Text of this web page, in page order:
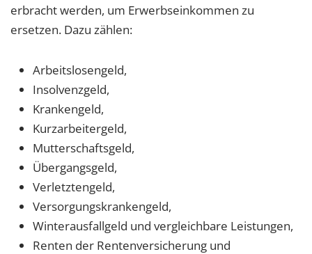
erbracht werden, um Erwerbseinkommen zu
ersetzen. Dazu zählen:
Arbeitslosengeld,
Insolvenzgeld,
Krankengeld,
Kurzarbeitergeld,
Mutterschaftsgeld,
Übergangsgeld,
Verletztengeld,
Versorgungskrankengeld,
Winterausfallgeld und vergleichbare Leistungen,
Renten der Rentenversicherung und